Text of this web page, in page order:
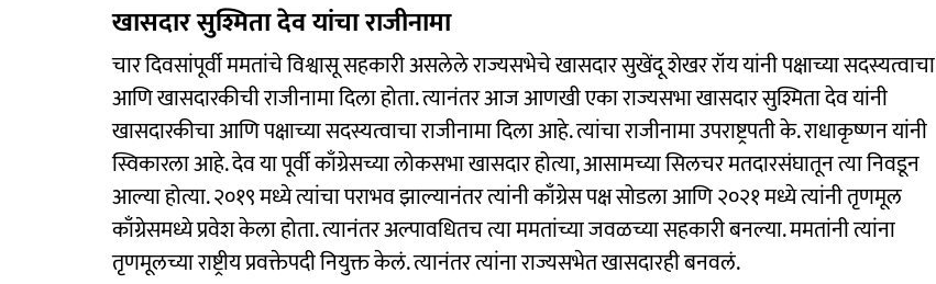
खासदार सुश्मिता देव यांचा राजीनामा
चार दिवसांपूर्वी ममतांचे विश्वासू सहकारी असलेले राज्यसभेचे खासदार सुखेंदू शेखर रॉय यांनी पक्षाच्या सदस्यत्वाचा
आणि खासदारकीची राजीनामा दिला होता. त्यानंतर आज आणखी एका राज्यसभा खासदार सुश्मिता देव यांनी
खासदारकीचा आणि पक्षाच्या सदस्यत्वाचा राजीनामा दिला आहे. त्यांचा राजीनामा उपराष्ट्रपती के. राधाकृष्णन यांनी
स्विकारला आहे. देव या पूर्वी काँग्रेसच्या लोकसभा खासदार होत्या, आसामच्या सिलचर मतदारसंघातून त्या निवडून
आल्या होत्या. २०१९ मध्ये त्यांचा पराभव झाल्यानंतर त्यांनी काँग्रेस पक्ष सोडला आणि २०२१ मध्ये त्यांनी तृणमूल
काँग्रेसमध्ये प्रवेश केला होता. त्यानंतर अल्पावधितच त्या ममतांच्या जवळच्या सहकारी बनल्या. ममतांनी त्यांना
तृणमूलच्या राष्ट्रीय प्रवक्तेपदी नियुक्त केलं. त्यानंतर त्यांना राज्यसभेत खासदारही बनवलं.